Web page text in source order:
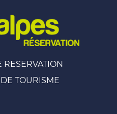
RESERVATION
TOURISME